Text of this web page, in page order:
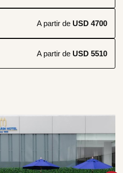
A partir de USD 4700
A partir de USD 5510